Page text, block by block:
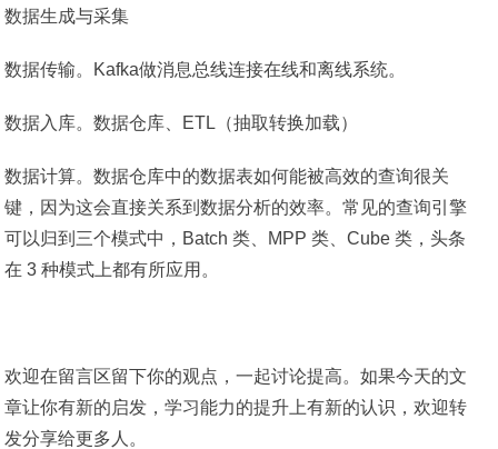
数据生成与采集
数据传输。Kafka做消息总线连接在线和离线系统。
数据入库。数据仓库、ETL（抽取转换加载）
数据计算。数据仓库中的数据表如何能被高效的查询很关
键，因为这会直接关系到数据分析的效率。常见的查询引擎
可以归到三个模式中，Batch 类、MPP 类、Cube 类，头条
在 3 种模式上都有所应用。
欢迎在留言区留下你的观点，一起讨论提高。如果今天的文
章让你有新的启发，学习能力的提升上有新的认识，欢迎转
发分享给更多人。